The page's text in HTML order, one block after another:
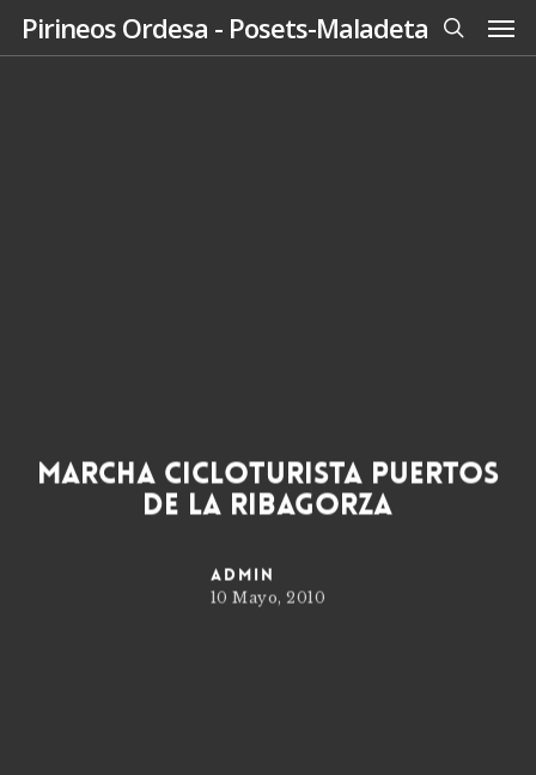
SkipPirineos Ordesa - Posets-Maladeta
search
Marcha Cicloturista Puertos
de la Ribagorza
admin
10 Mayo, 2010